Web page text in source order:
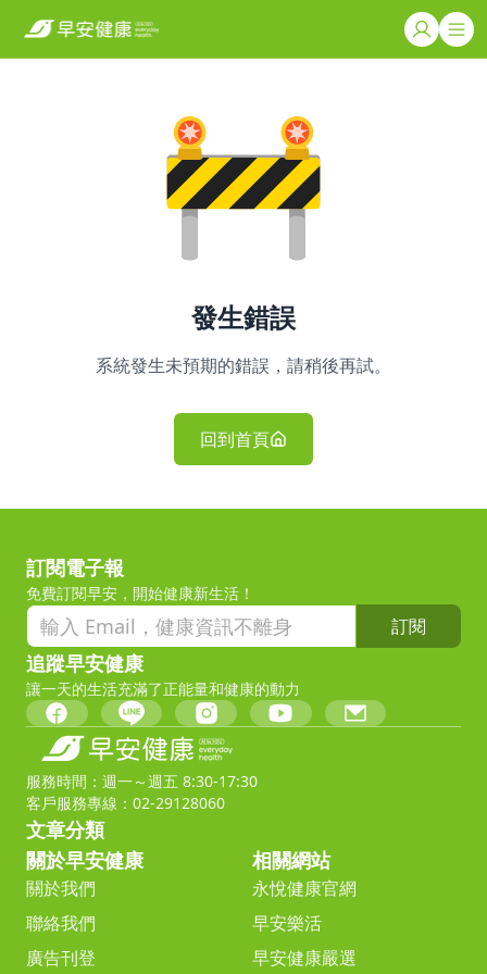
發生錯誤
系統發生未預期的錯誤，請稍後再試。
回到首頁
訂閱電子報
免費訂閱早安，開始健康新生活！
訂閱
追蹤早安健康
讓一天的生活充滿了正能量和健康的動力
服務時間：週一～週五 8:30-17:30
客戶服務專線：02-29128060
文章分類
關於早安健康
關於我們
聯絡我們
廣告刊登
相關網站
永悅健康官網
早安樂活
早安健康嚴選